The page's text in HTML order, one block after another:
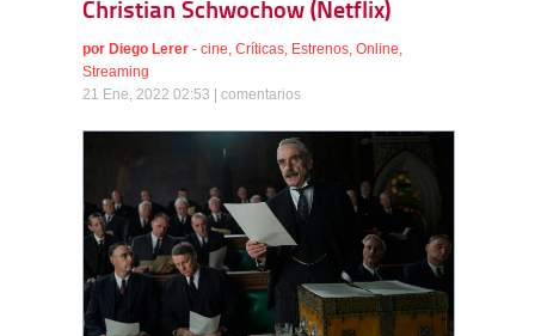
Christian Schwochow (Netflix)
por Diego Lerer - cine, Críticas, Estrenos, Online,
Streaming
21 Ene, 2022 02:53 | comentarios